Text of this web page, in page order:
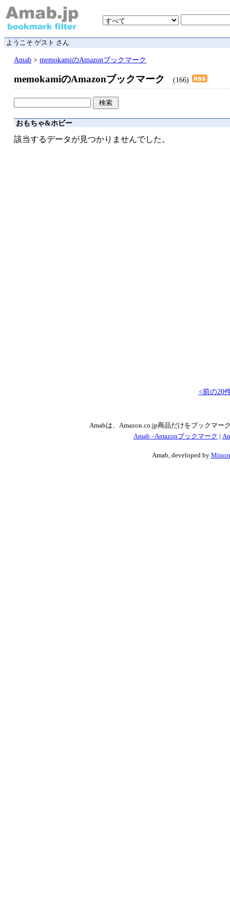
ようこそ ゲスト さん
Amab >memokamiのAmazonブックマーク
memokamiのAmazonブックマーク (166)
おもちゃ&ホビー
該当するデータが見つかりませんでした。
<前の20
Amabは、Amazon.co.jp商品だけをブックマー
Amab - Amazonブックマーク
Amab, developed by